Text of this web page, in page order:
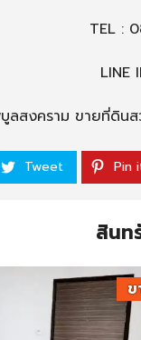
TEL :
LINE
ลสงคราม ขายที่ดิ
Tweet Pin
สินท
ข